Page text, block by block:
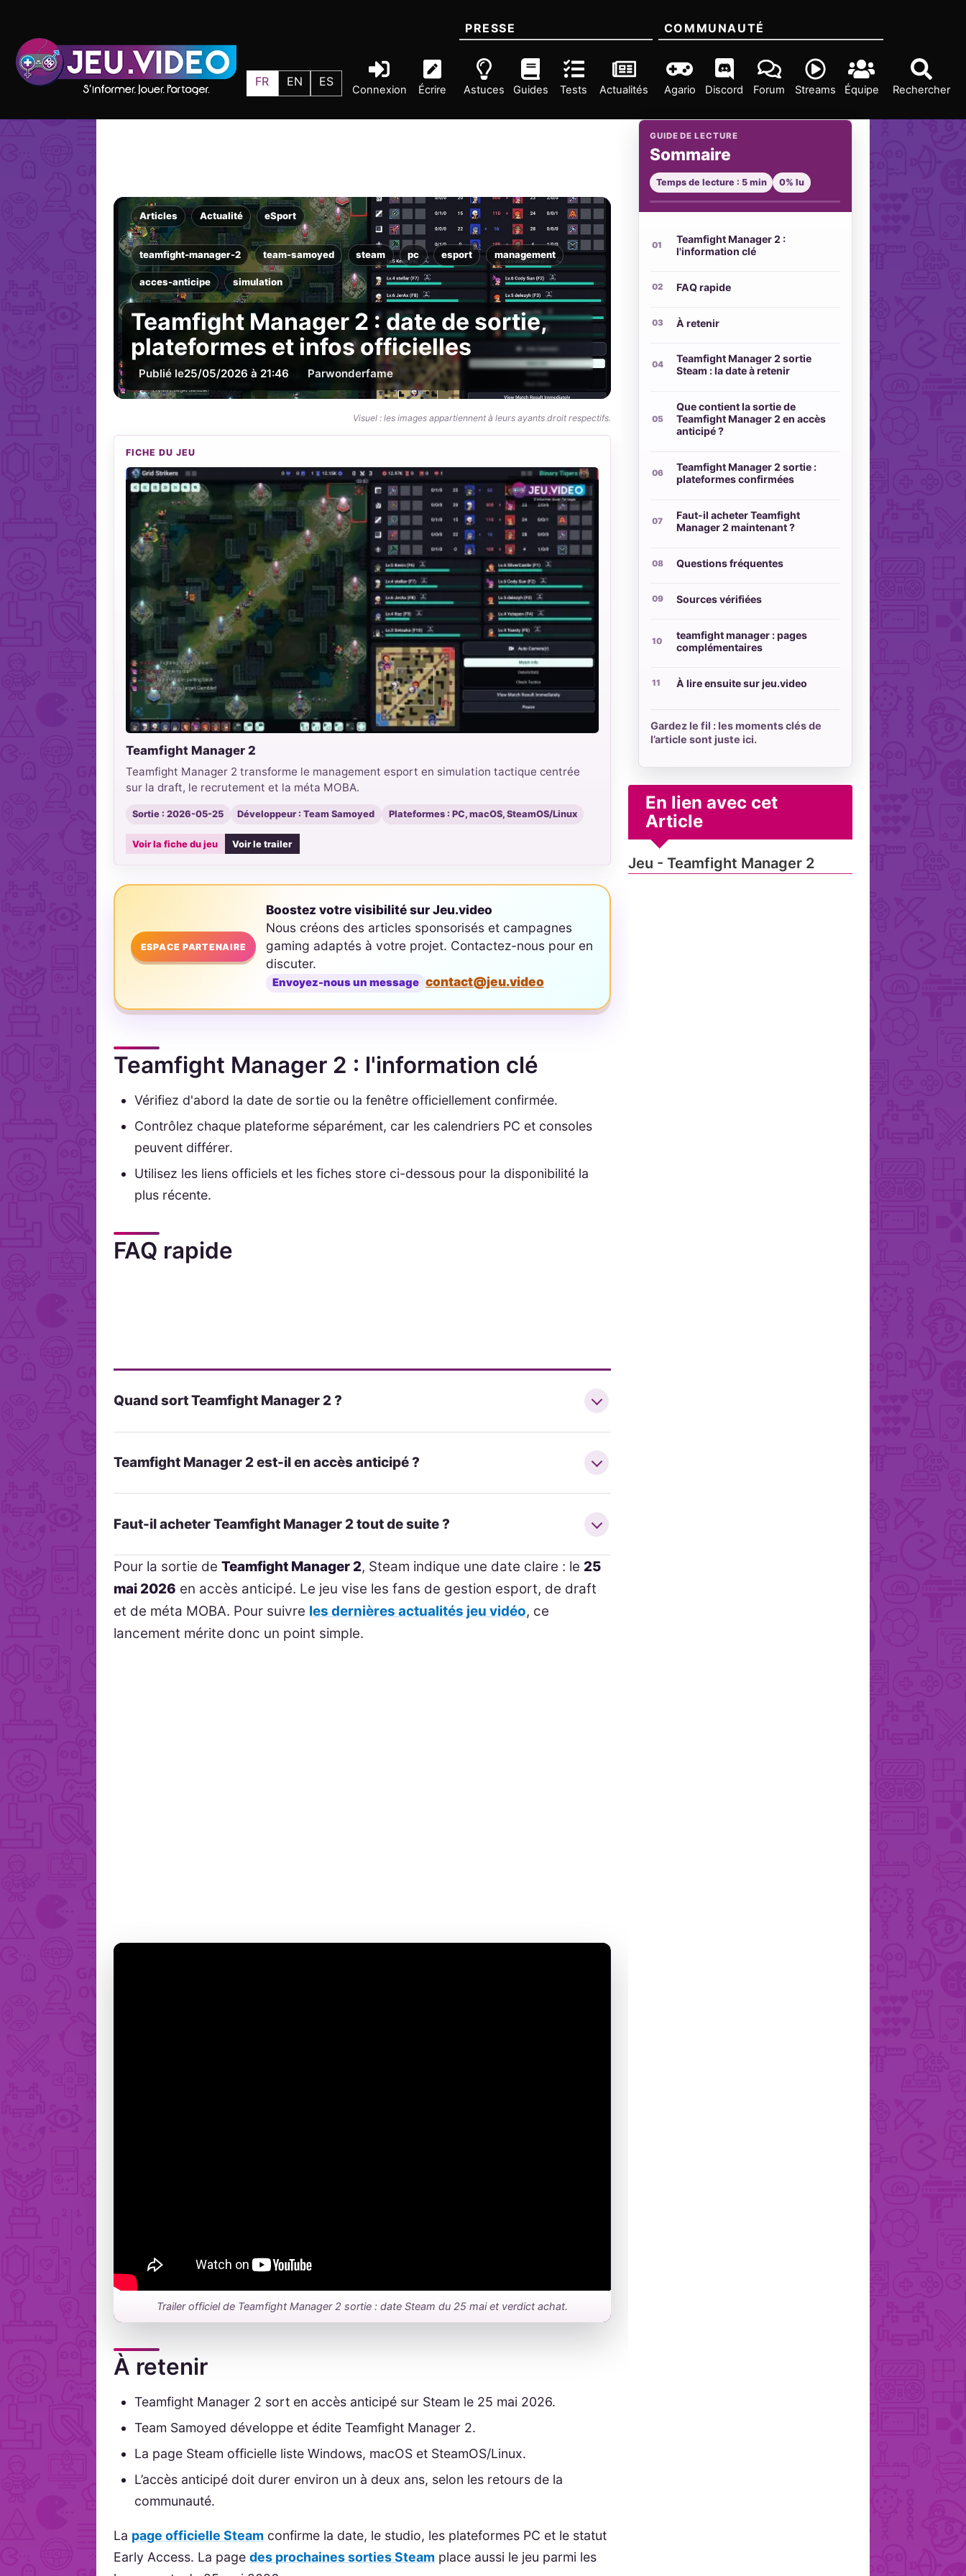
FR EN ES
Connexion Écrire Rechercher
PRESSE
Astuces Guides Tests Actualités
COMMUNAUTÉ
Agario Discord Forum Streams Équipe
Articles Actualité eSport
teamfight-manager-2 team-samoyed steam pc esport management
acces-anticipe simulation
Teamfight Manager 2 : date de sortie,
plateformes et infos officielles
Publié le25/05/2026 à 21:46 Parwonderfame
Visuel : les images appartiennent à leurs ayants droit respectifs.
FICHE DU JEU
Teamfight Manager 2
Teamfight Manager 2 transforme le management esport en simulation tactique centrée
sur la draft, le recrutement et la méta MOBA.
Sortie : 2026-05-25 Développeur : Team Samoyed Plateformes : PC, macOS, SteamOS/Linux
Voir la fiche du jeu Voir le trailer
ESPACE PARTENAIRE
Boostez votre visibilité sur Jeu.video
Nous créons des articles sponsorisés et campagnes
gaming adaptés à votre projet. Contactez-nous pour en
discuter.
Envoyez-nous un message contact@jeu.video
Teamfight Manager 2 : l'information clé
Vérifiez d'abord la date de sortie ou la fenêtre officiellement confirmée.
Contrôlez chaque plateforme séparément, car les calendriers PC et consoles
peuvent différer.
Utilisez les liens officiels et les fiches store ci-dessous pour la disponibilité la
plus récente.
FAQ rapide
Quand sort Teamfight Manager 2 ?
Teamfight Manager 2 est-il en accès anticipé ?
Faut-il acheter Teamfight Manager 2 tout de suite ?
Pour la sortie deTeamfight Manager 2, Steam indique une date claire : le 25
mai 2026 en accès anticipé. Le jeu vise les fans de gestion esport, de draft
et de méta MOBA. Pour suivre les dernières actualités jeu vidéo, ce
lancement mérite donc un point simple.
Trailer officiel de Teamfight Manager 2 sortie : date Steam du 25 mai et verdict achat.
À retenir
Teamfight Manager 2 sort en accès anticipé sur Steam le 25 mai 2026.
Team Samoyed développe et édite Teamfight Manager 2.
La page Steam officielle liste Windows, macOS et SteamOS/Linux.
L’accès anticipé doit durer environ un à deux ans, selon les retours de la
communauté.
La page officielle Steam confirme la date, le studio, les plateformes PC et le statut
Early Access. La pagedes prochaines sorties Steam place aussi le jeu parmi les
GUIDE DE LECTURE
Sommaire
Temps de lecture : 5 min 0% lu
Teamfight Manager 2 :
l'information clé
FAQ rapide
À retenir
Teamfight Manager 2 sortie
Steam : la date à retenir
Que contient la sortie de
Teamfight Manager 2 en accès
anticipé ?
Teamfight Manager 2 sortie :
plateformes confirmées
Faut-il acheter Teamfight
Manager 2 maintenant ?
Questions fréquentes
Sources vérifiées
teamfight manager : pages
complémentaires
À lire ensuite sur jeu.video
Gardez le fil : les moments clés de
l’article sont juste ici.
En lien avec cet
Article
Jeu - Teamfight Manager 2